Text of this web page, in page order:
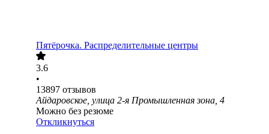
Пятёрочка. Распределительные центры
3.6
•
13897 отзывов
Айдаровское, улица 2-я Промышленная зона, 4
Можно без резюме
Откликнуться